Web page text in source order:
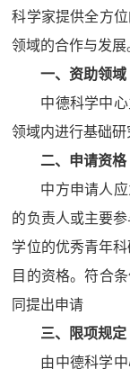
科学家提供全方
领域的合作与发展
一、资助领域
中德科学中
领域内进行基础研
二、申请资格
中方申请人
的负责人或主要
学位的优秀青年
目的资格。符合
同提出申请
三、限项规定
由中德科学